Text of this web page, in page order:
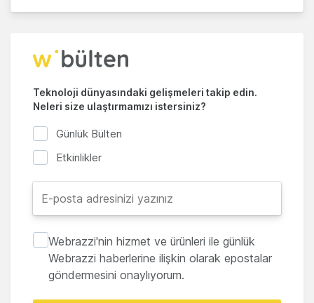
Teknoloji dünyasındaki gelişmeleri takip edin.
Neleri size ulaştırmamızı istersiniz?
Günlük Bülten
Etkinlikler
Webrazzi'nin hizmet ve ürünleri ile günlük
Webrazzi haberlerine ilişkin olarak epostalar
göndermesini onaylıyorum.